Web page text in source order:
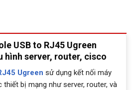
USB to RJ45 Ugreen
hình server, router, cisco
Ugreen sử dụng kết nối máy
bị mạng như server, router, và